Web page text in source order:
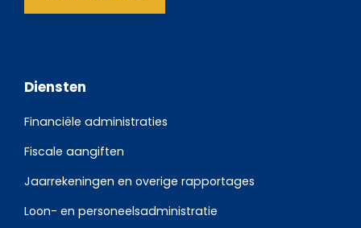
Diensten
Financiële administraties
Fiscale aangiften
Jaarrekeningen en overige rapportages
Loon- en personeelsadministratie